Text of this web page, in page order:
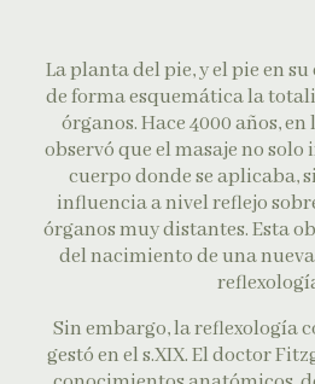
La planta del pie, y el pie en
de forma esquemática la
órganos. Hace 4000 años,
observó que el masaje no
cuerpo donde se aplicaba,
influencia a nivel reflejo
órganos muy distantes. Esta
del nacimiento de una
Sin embargo, la reflexología
gestó en el s.XIX. El doctor